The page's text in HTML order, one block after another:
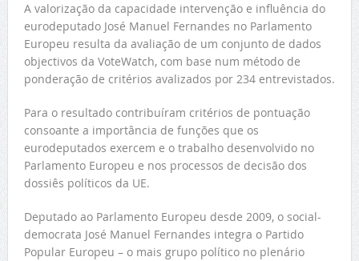
A valorização da capacidade intervenção e influência do
eurodeputado José Manuel Fernandes no Parlamento
Europeu resulta da avaliação de um conjunto de dados
objectivos da VoteWatch, com base num método de
ponderação de critérios avalizados por 234 entrevistados.
Para o resultado contribuíram critérios de pontuação
consoante a importância de funções que os
eurodeputados exercem e o trabalho desenvolvido no
Parlamento Europeu e nos processos de decisão dos
dossiês políticos da UE.
Deputado ao Parlamento Europeu desde 2009, o social-
democrata José Manuel Fernandes integra o Partido
Popular Europeu – o mais grupo político no plenário